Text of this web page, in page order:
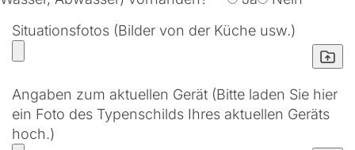
Situationsfotos (Bilder von der Küche usw.)
Angaben zum aktuellen Gerät (Bitte laden Sie hier
ein Foto des Typenschilds Ihres aktuellen Geräts
hoch.)